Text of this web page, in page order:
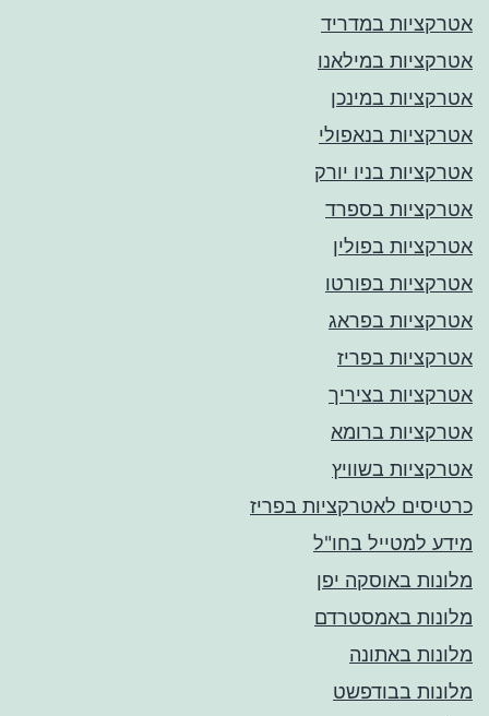
אטרקציות במדריד
אטרקציות במילאנו
אטרקציות במינכן
אטרקציות בנאפולי
אטרקציות בניו יורק
אטרקציות בספרד
אטרקציות בפולין
אטרקציות בפורטו
אטרקציות בפראג
אטרקציות בפריז
אטרקציות בציריך
אטרקציות ברומא
אטרקציות בשוויץ
כרטיסים לאטרקציות בפריז
מידע למטייל בחו"ל
מלונות באוסקה יפן
מלונות באמסטרדם
מלונות באתונה
מלונות בבודפשט